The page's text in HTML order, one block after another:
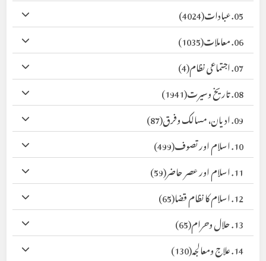
05. عبادات
(4024)
06. معاملات
(1035)
07. اجتماعی نظام
(4)
08. تاریخ وسیرت
(1941)
09. ادیان، مسالک وفرق
(87)
10. اسلام اور تصوف
(499)
11. اسلام اور عصر حاضر
(59)
12. اسلام کا نظام قضا
(65)
13. حلال وحرام
(65)
14. علاج ومعالجہ
(130)